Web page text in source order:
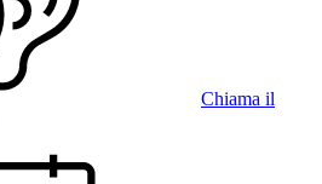
Chiama il